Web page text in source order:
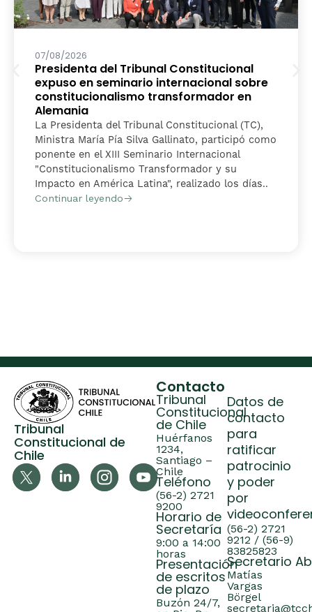
07/08/2026
Presidenta del Tribunal Constitucional
expuso en seminario internacional sobre
constitucionalismo transformador en
Alemania
La Presidenta del Tribunal Constitucional (TC),
Ministra María Pía Silva Gallinato, participó como
ponente en el XIII Seminario Internacional
"Constitucionalismo Transformador y su
Impacto en América Latina", realizado los días..
Continuar leyendo
Tribunal
Constitucional de
Chile
Contacto
Tribunal
Constitucional
de Chile
Huérfanos
1234,
Santiago –
Chile
Teléfono
(56-2) 2721
9200
Horario de
Secretaría
9:00 a 14:00
horas
Presentación
de escritos
de plazo
Buzón 24/7,
Datos de
contacto
para
ratificar
patrocinio
y poder
por
(56-2) 2721
9212 / (56-9)
83825823
Secretario
Matías
Vargas
Börgel